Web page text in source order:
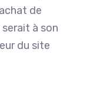
de
à son
du site